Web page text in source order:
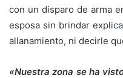
con un disparo de arma
esposa sin brindar
allanamiento, ni decirle
«Nuestra zona se ha